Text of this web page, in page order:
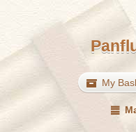
My